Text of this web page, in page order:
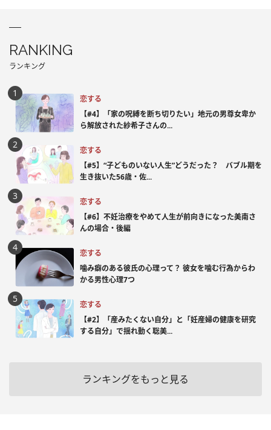
RANKING
ランキング
恋する
【#4】「家の呪縛を断ち切りたい」地元の男尊女卑か
ら解放された紗希子さんの...
恋する
【#5】“子どものいない人生”どうだった？ バブル期を
生き抜いた56歳・佐...
恋する
【#6】不妊治療をやめて人生が前向きになった美南さ
んの場合・後編
恋する
噛み癖のある彼氏の心理って？ 彼女を噛む行為からわ
かる男性心理7つ
恋する
【#2】「産みたくない自分」と「妊産婦の健康を研究
する自分」で揺れ動く聡美...
ランキングをもっと見る